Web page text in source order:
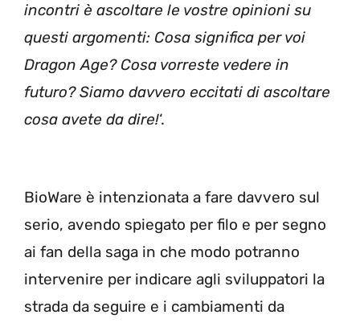
incontri è ascoltare le vostre opinioni su
questi argomenti: Cosa significa per voi
Dragon Age? Cosa vorreste vedere in
futuro? Siamo davvero eccitati di ascoltare
cosa avete da dire!‘.
BioWare è intenzionata a fare davvero sul
serio, avendo spiegato per filo e per segno
ai fan della saga in che modo potranno
intervenire per indicare agli sviluppatori la
strada da seguire e i cambiamenti da